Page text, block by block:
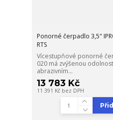
Ponorné čerpadlo 3,5"
RTS
Vícestupňové ponorné
020 má zvýšenou
abrazivním...
13 783 Kč
11 391 Kč bez DPH